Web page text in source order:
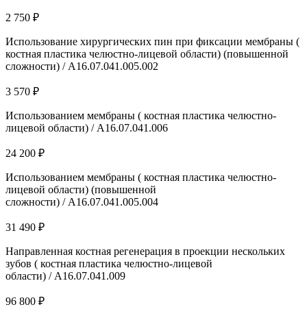
2 750 ₽
Использование хирургических пин при фиксации мембраны (
костная пластика челюстно-лицевой области) (повышенной
сложности) / A16.07.041.005.002
3 570 ₽
Использованием мембраны ( костная пластика челюстно-
лицевой области) / A16.07.041.006
24 200 ₽
Использованием мембраны ( костная пластика челюстно-
лицевой области) (повышенной
сложности) / A16.07.041.005.004
31 490 ₽
Направленная костная регенерация в проекции нескольких
зубов ( костная пластика челюстно-лицевой
области) / A16.07.041.009
96 800 ₽